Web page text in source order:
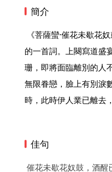
簡介
的一首詞。上闋寫道盛
珊，即將面臨離別的人
無限眷戀，臉上有別淚
時，此時伊人業已離去
佳句
催花未歇花奴鼓，酒醒